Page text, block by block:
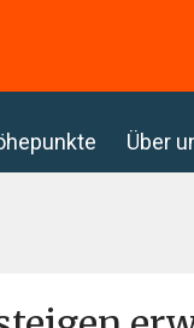
Über